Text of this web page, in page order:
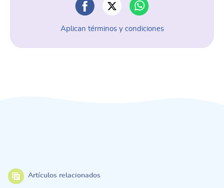
Aplican términos y condiciones
Artículos relacionados